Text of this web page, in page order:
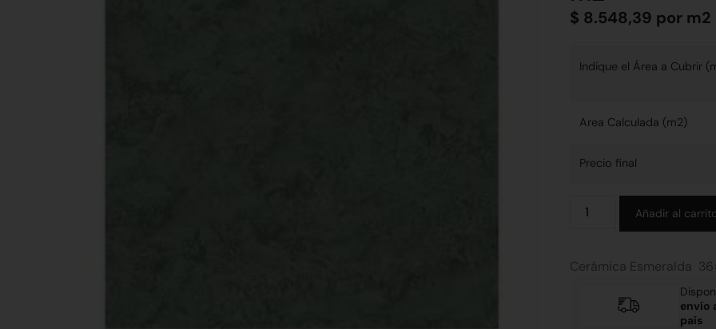
$ 8.548,39 por m2
Indique el Área a Cubrir
Area Calculada (m2)
Precio final
Añadir al
Cerámica Esmeralda
envío
país